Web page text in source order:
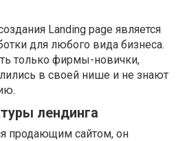
Landing page является
для любого вида бизнеса.
только фирмы-новички,
в своей нише и не знают
лендинга
продающим сайтом, он